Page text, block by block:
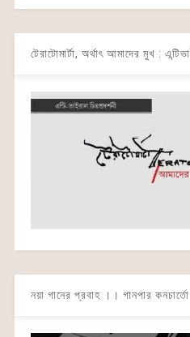
টেরাটোমার্টা, অর্থাৎ আমাদের মুখ :
নয়া গানের প্রবাহ ।। গানপার কনচার্তো